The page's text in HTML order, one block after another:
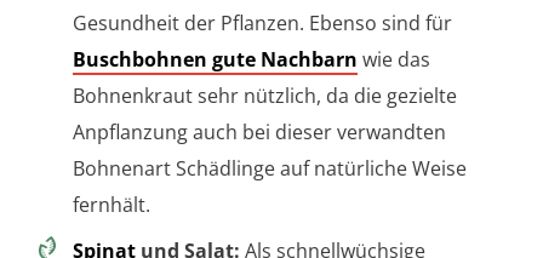
Gesundheit der Pflanzen. Ebenso sind für
Buschbohnen gute Nachbarn wie das
Bohnenkraut sehr nützlich, da die gezielte
Anpflanzung auch bei dieser verwandten
Bohnenart Schädlinge auf natürliche Weise
fernhält.
Spinat und Salat: Als schnellwüchsige